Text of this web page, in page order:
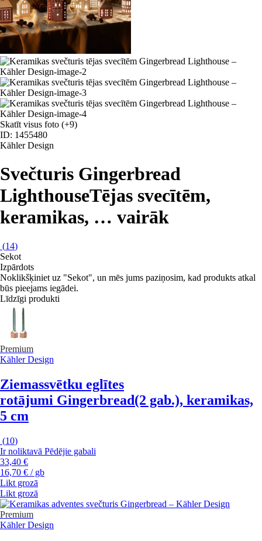
Skatīt visus foto (+9)
ID: 1455480
Kähler Design
Svečturis Gingerbread
LighthouseTējas svecītēm,
keramikas, … vairāk
(14)
Sekot
Izpārdots
Noklikšķiniet uz "Sekot", un mēs jums paziņosim, kad produkts atkal
būs pieejams iegādei.
Līdzīgi produkti
Premium
Kähler Design
Ziemassvētku eglītes
rotājumi Gingerbread(2 gab.), keramikas,
5 cm
(10)
Ir noliktavā Pēdējie gabali
33,40 €
16,70 € / gb
Likt grozā
Likt grozā
Premium
Kähler Design